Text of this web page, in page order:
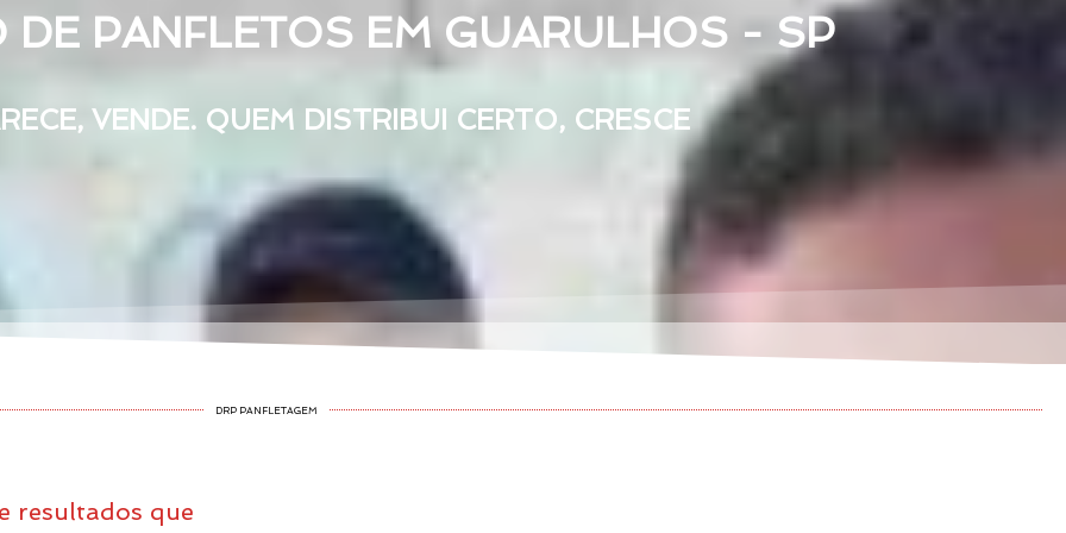
DE PANFLETOS EM GUARULHOS - SP
VENDE. QUEM DISTRIBUI CERTO, CRESCE
DRP PANFLETAGEM
resultados que